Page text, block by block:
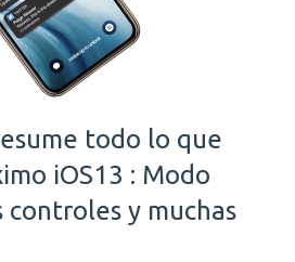
todo lo que
iOS13 : Modo
controles y muchas